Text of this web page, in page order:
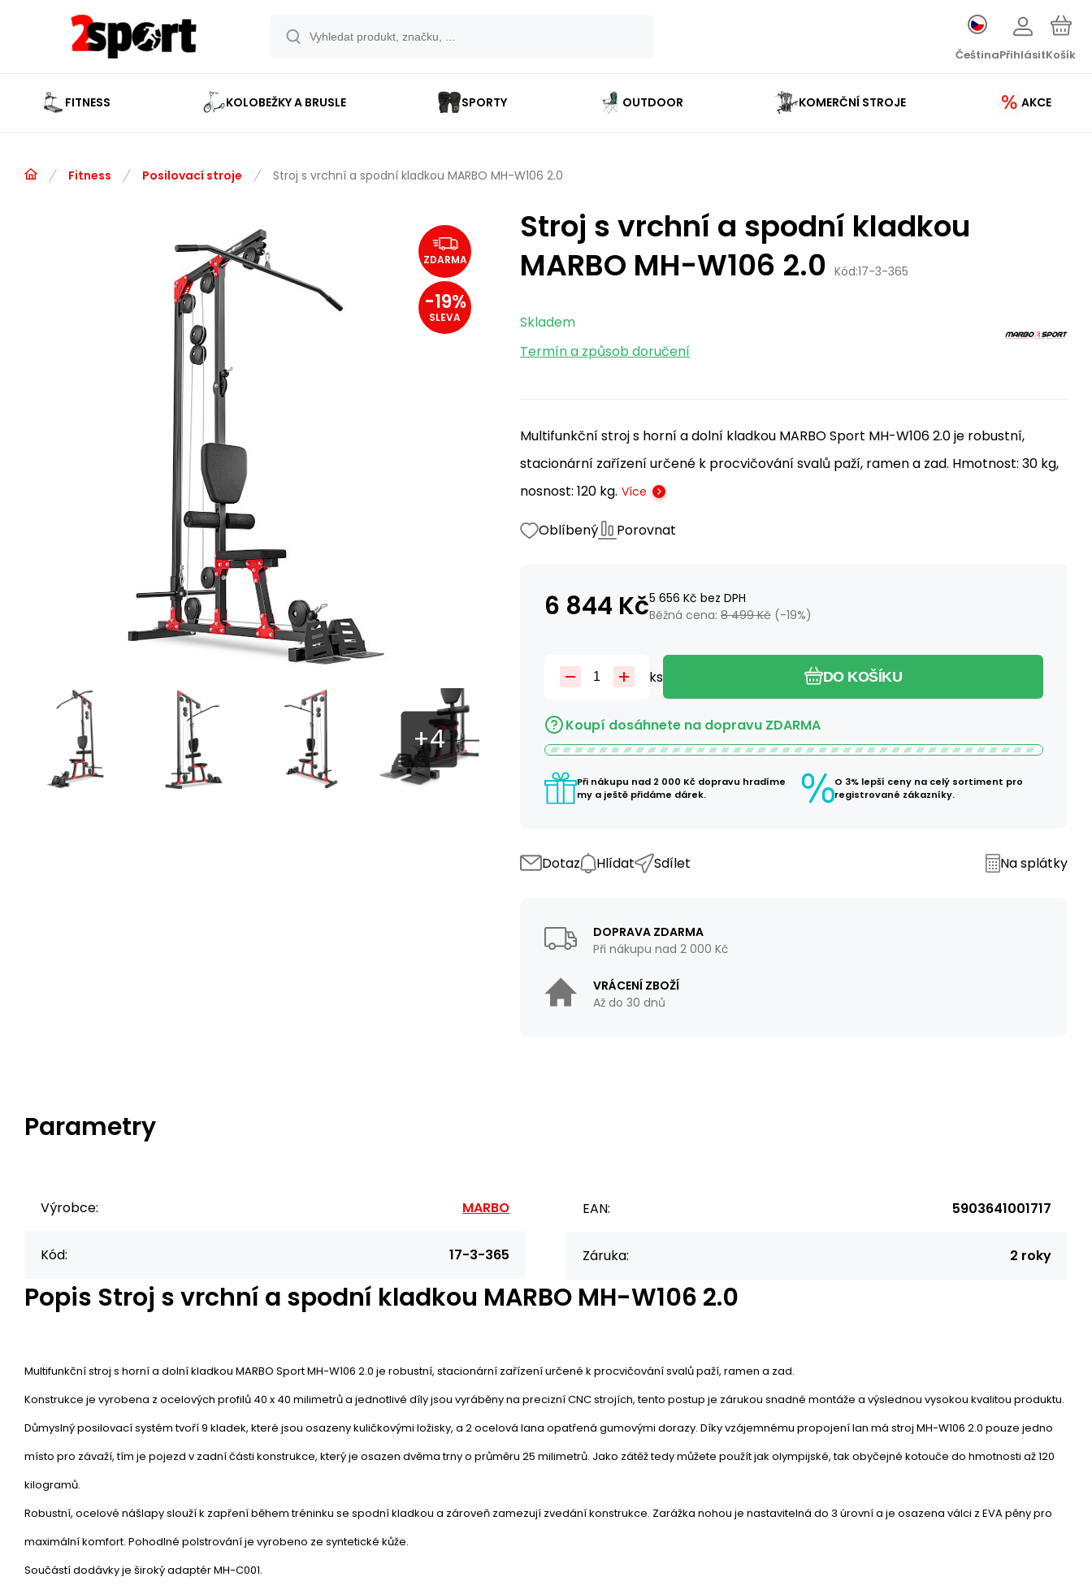
ČeštinaPřihlásitKošík
FITNESS KOLOBEŽKY A BRUSLE SPORTY OUTDOOR KOMERČNÍ STROJE AKCE
Fitness Posilovací stroje Stroj s vrchní a spodní kladkou MARBO MH-W106 2.0
ZDARMA
-19%
SLEVA
Stroj s vrchní a spodní kladkou
MARBO MH-W106 2.0 Kód:17-3-365
Skladem
Termín a způsob doručení
Multifunkční stroj s horní a dolní kladkou MARBO Sport MH-W106 2.0 je robustní,
stacionární zařízení určené k procvičování svalů paží, ramen a zad. Hmotnost: 30 kg,
nosnost: 120 kg. Více
Oblíbený Porovnat
6 844 Kč5 656 Kč bez DPH
Běžná cena: 8 499 Kč (-19%)
ks DO KOŠÍKU
Koupí dosáhnete na dopravu ZDARMA
Při nákupu nad 2 000 Kč dopravu hradíme
my a ještě přidáme dárek.
O 3% lepší ceny na celý sortiment pro
registrované zákazníky.
Dotaz Hlídat Sdílet Na splátky
DOPRAVA ZDARMA
Při nákupu nad 2 000 Kč
VRÁCENÍ ZBOŽÍ
Až do 30 dnů
Parametry
Výrobce: MARBO
Kód: 17-3-365
EAN: 5903641001717
Záruka: 2 roky
Popis Stroj s vrchní a spodní kladkou MARBO MH-W106 2.0
Multifunkční stroj s horní a dolní kladkou MARBO Sport MH-W106 2.0 je robustní, stacionární zařízení určené k procvičování svalů paží, ramen a zad.
Konstrukce je vyrobena z ocelových profilů 40 x 40 milimetrů a jednotlivé díly jsou vyráběny na precizní CNC strojích, tento postup je zárukou snadné montáže a výslednou vysokou kvalitou produktu.
Důmyslný posilovací systém tvoří 9 kladek, které jsou osazeny kuličkovými ložisky, a 2 ocelová lana opatřená gumovými dorazy. Díky vzájemnému propojení lan má stroj MH-W106 2.0 pouze jedno
místo pro závaží, tím je pojezd v zadní části konstrukce, který je osazen dvěma trny o průměru 25 milimetrů. Jako zátěž tedy můžete použít jak olympijské, tak obyčejné kotouče do hmotnosti až 120
kilogramů.
Robustní, ocelové nášlapy slouží k zapření během tréninku se spodní kladkou a zároveň zamezují zvedání konstrukce. Zarážka nohou je nastavitelná do 3 úrovní a je osazena válci z EVA pěny pro
maximální komfort. Pohodlné polstrování je vyrobeno ze syntetické kůže.
Součástí dodávky je široký adaptér MH-C001.